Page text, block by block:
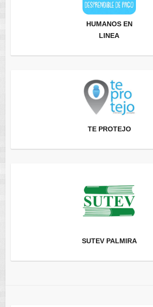
HUMANOS EN
LINEA
TE PROTEJO
SUTEV PALMIRA